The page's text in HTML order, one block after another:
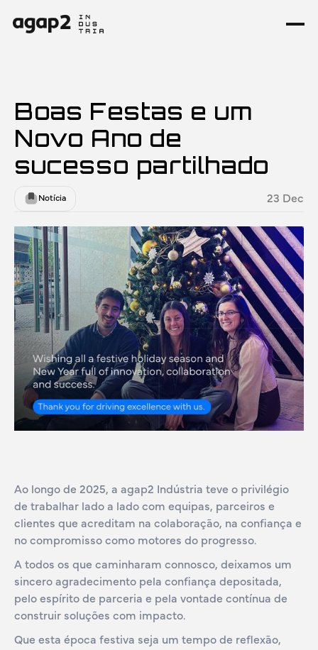
Boas Festas e um
Novo Ano de
sucesso partilhado
Notícia 23 Dec
Ao longo de 2025, a agap2 Indústria teve o privilégio
de trabalhar lado a lado com equipas, parceiros e
clientes que acreditam na colaboração, na confiança e
no compromisso como motores do progresso.
A todos os que caminharam connosco, deixamos um
sincero agradecimento pela confiança depositada,
pelo espírito de parceria e pela vontade contínua de
construir soluções com impacto.
Que esta época festiva seja um tempo de reflexão,